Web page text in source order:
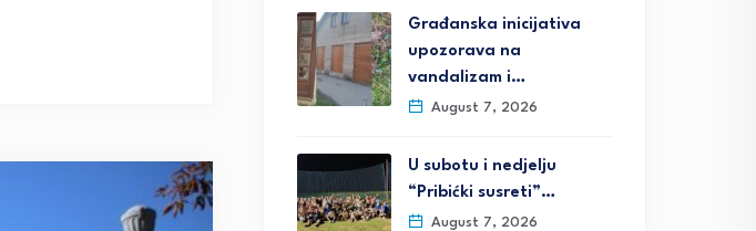
Građanska inicijativa
upozorava na
vandalizam i…
August 7, 2026
U subotu i nedjelju
“Pribićki susreti”…
August 7, 2026